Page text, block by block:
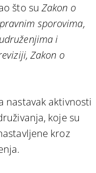
što suZakon o
sporovima,
i
Zakon o
nastavak aktivnosti
koje su
kroz